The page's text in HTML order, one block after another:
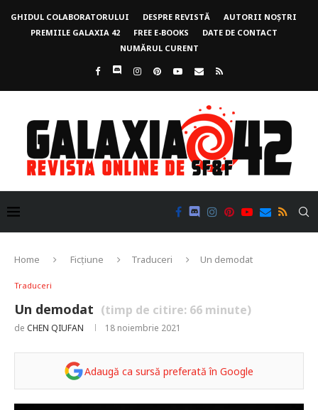
GHIDUL COLABORATORULUI DESPRE REVISTĂ
AUTORII NOȘTRI
PREMIILE GALAXIA 42
FREE E-BOOKS
DATE DE CONTACT
NUMĂRUL CURENT
Home Ficțiune Traduceri Un demodat
Traduceri
Un demodat (timp de citire: 66 minute)
de CHEN QIUFAN 18 noiembrie 2021
Adaugă ca sursă preferată în Google